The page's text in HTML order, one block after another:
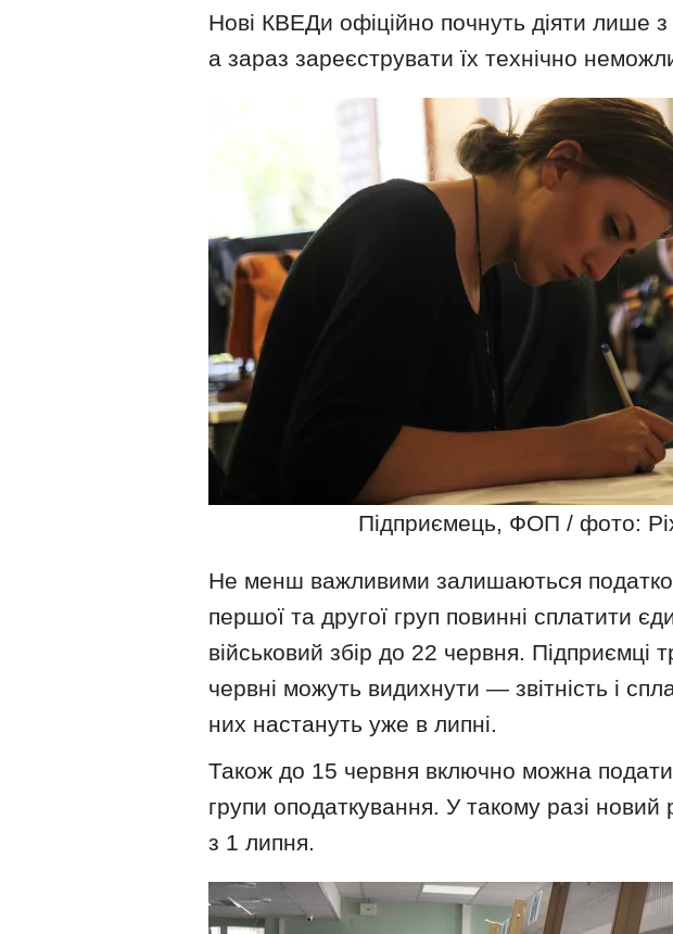
Нові КВЕДи офіційно почнуть діяти лише з
а зараз зареєструвати їх технічно
Підприємець, ФОП / фото:
Не менш важливими залишаються
першої та другої груп повинні сплатити
військовий збір до 22 червня. Підприємці
червні можуть видихнути — звітність і
них настануть уже в липні.
Також до 15 червня включно можна подати
групи оподаткування. У такому разі новий
з 1 липня.